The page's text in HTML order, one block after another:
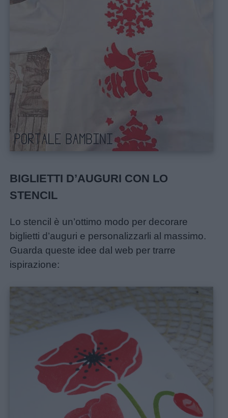
BIGLIETTI D’AUGURI CON LO
STENCIL
Lo stencil è un’ottimo modo per decorare
biglietti d’auguri e personalizzarli al massimo.
Guarda queste idee dal web per trarre
ispirazione: